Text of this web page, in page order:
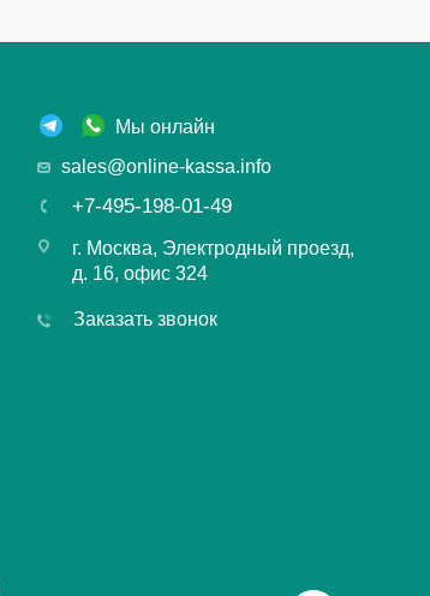
Мы онлайн
sales@online-kassa.info
+7-495-198-01-49
г. Москва, Электродный проезд,
д. 16, офис 324
Заказать звонок